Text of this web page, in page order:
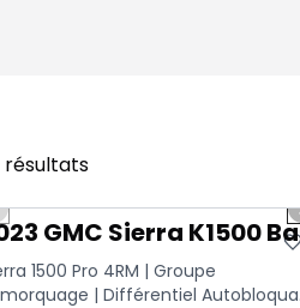
résultats
bonne offre
slide
GMC Sierra K1500
1500 Pro 4RM | Groupe
| Différentiel